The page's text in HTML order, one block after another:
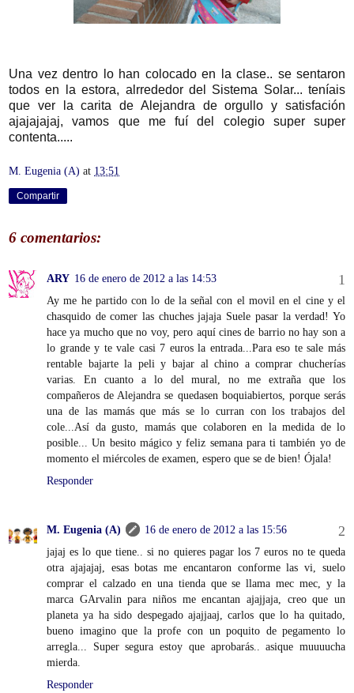
Una vez dentro lo han colocado en la clase.. se sentaron
todos en la estora, alrrededor del Sistema Solar... teníais
que ver la carita de Alejandra de orgullo y satisfación
ajajajajaj, vamos que me fuí del colegio super super
contenta.....
M. Eugenia (A) at 13:51
Compartir
6 comentarios:
ARY 16 de enero de 2012 a las 14:53
Ay me he partido con lo de la señal con el movil en el cine y el
chasquido de comer las chuches jajaja Suele pasar la verdad! Yo
hace ya mucho que no voy, pero aquí cines de barrio no hay son a
lo grande y te vale casi 7 euros la entrada...Para eso te sale más
rentable bajarte la peli y bajar al chino a comprar chucherías
varias. En cuanto a lo del mural, no me extraña que los
compañeros de Alejandra se quedasen boquiabiertos, porque serás
una de las mamás que más se lo curran con los trabajos del
cole...Así da gusto, mamás que colaboren en la medida de lo
posible... Un besito mágico y feliz semana para ti también yo de
momento el miércoles de examen, espero que se de bien! Ójala!
Responder
M. Eugenia (A)
16 de enero de 2012 a las 15:56
jajaj es lo que tiene.. si no quieres pagar los 7 euros no te queda
otra ajajajaj, esas botas me encantaron conforme las vi, suelo
comprar el calzado en una tienda que se llama mec mec, y la
marca GArvalin para niños me encantan ajajjaja, creo que un
planeta ya ha sido despegado ajajjaaj, carlos que lo ha quitado,
bueno imagino que la profe con un poquito de pegamento lo
arregla... Super segura estoy que aprobarás.. asique muuuucha
mierda.
Responder